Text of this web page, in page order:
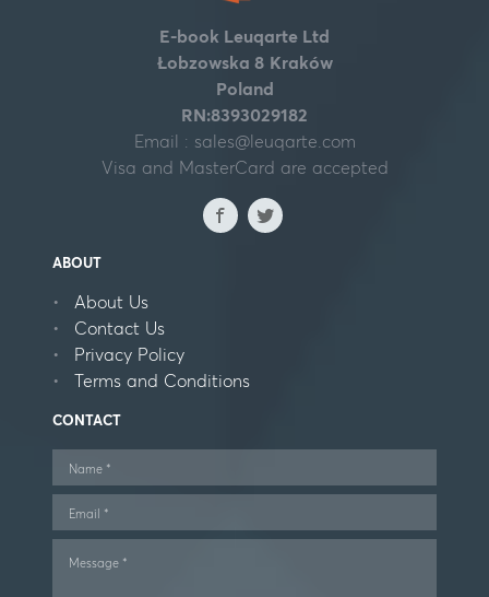
E-book Leuqarte Ltd
Łobzowska 8 Kraków
Poland
RN:8393029182
Email : sales@leuqarte.com
Visa and MasterCard are accepted
ABOUT
About Us
Contact Us
Privacy Policy
Terms and Conditions
CONTACT